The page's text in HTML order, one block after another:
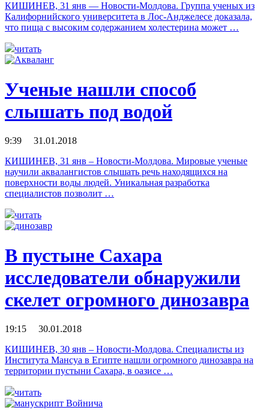
КИШИНЕВ, 31 янв — Новости-Молдова. Группа ученых из
Калифорнийского университета в Лос-Анджелесе доказала,
что пища с высоким содержанием холестерина может …
читать
Ученые нашли способ
слышать под водой
9:39 31.01.2018
КИШИНЕВ, 31 янв – Новости-Молдова. Мировые ученые
научили аквалангистов слышать речь находящихся на
поверхности воды людей. Уникальная разработка
специалистов позволит …
читать
В пустыне Сахара
исследователи обнаружили
скелет огромного динозавра
19:15 30.01.2018
КИШИНЕВ, 30 янв – Новости-Молдова. Специалисты из
Института Мансуа в Египте нашли огромного динозавра на
территории пустыни Сахара, в оазисе …
читать